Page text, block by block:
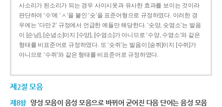
사소리가 된소리가 되는 경우 사이시옷과 유사한 효과를 보이는 것이라
판단하여 ‘수’에 ‘ㅅ’을 붙인 ‘숫’을 표준어형으로 규정하였다. 이러한 경
우에는 ‘다만 2’ 규정에서 언급한 예들만 해당한다. ‘숫양, 숫염소’는 발음
이 [순냥], [순념소]이지 [수양], [수염소]가 아니므로 ‘수양, 수염소’와 같은
형태를 비표준어로 규정하였다. 또 ‘숫쥐’는 발음이 [숟쮜]이지 [수쥐]가
아니므로 ‘수쥐’와 같은 형태를 비표준어로 규정하였다.
제2절 모음
제8항 양성 모음이 음성 모음으로 바뀌어 굳어진 다음 단어는 음성 모음